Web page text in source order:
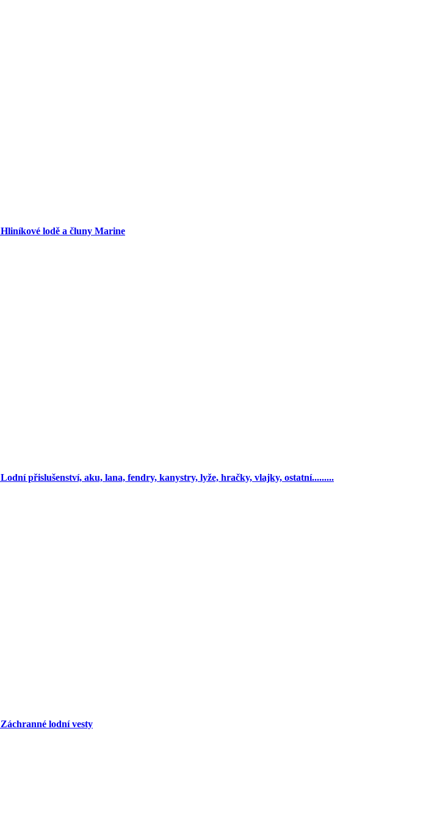
Hliníkové lodě a čluny Marine
Lodní přislušenství, aku, lana, fendry, kanystry, lyže, hračky, vlajky, ostatní.........
Záchranné lodní vesty